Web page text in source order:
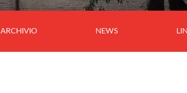
ARCHIVIO NEWS